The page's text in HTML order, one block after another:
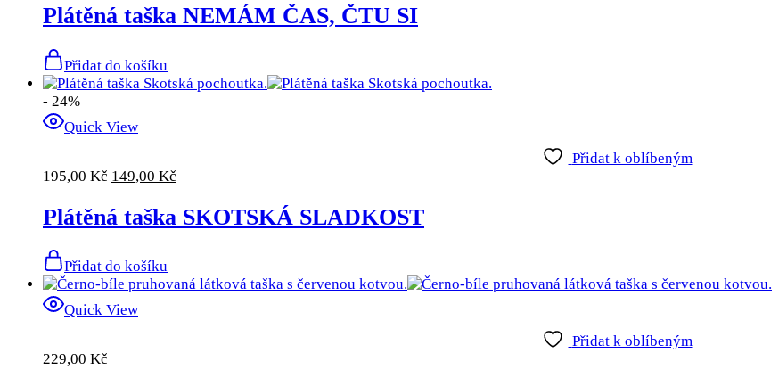
byla:
195,00 Kč.
je:
145,00 Kč.
Plátěná taška NEMÁM ČAS, ČTU SI
Přidat do košíku
- 24%
Quick View
Přidat k oblíbeným
195,00Kč Původní
byla:
195,00 Kč.
149,00 Kč
je:
149,00 Kč.
Plátěná taška SKOTSKÁ SLADKOST
Přidat do košíku
Quick View
Přidat k oblíbeným
229,00 Kč